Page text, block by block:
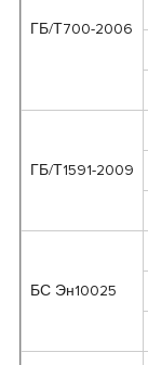
ГБ/Т700-2006
ГБ/Т1591-2009
БС Эн10025